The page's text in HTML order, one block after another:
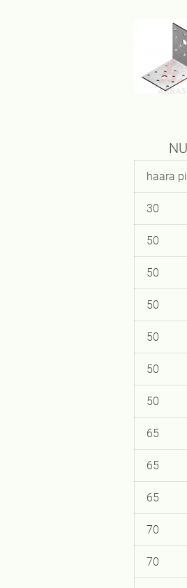
/
haara
30
50
50
50
50
50
50
65
65
65
70
70